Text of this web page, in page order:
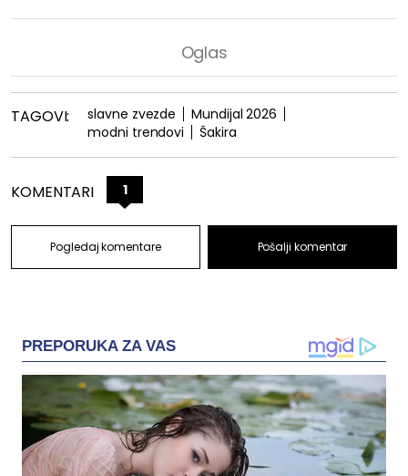
TAGOVI: slavne zvezde
Mundijal 2026
modni trendovi
Šakira
KOMENTARI 1
Pogledaj komentare Pošalji komentar
PREPORUKA ZA VAS